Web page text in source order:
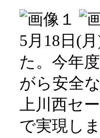
5月18日(
た。今年
がら安全
上川西セ
で実現し